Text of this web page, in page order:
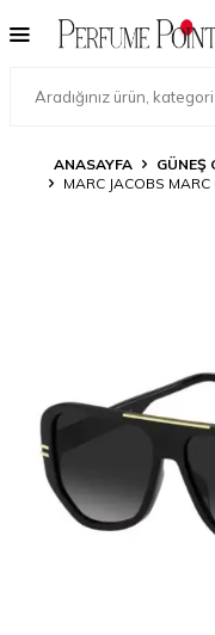
ANASAYFA GÜNEŞ
MARC JACOBS